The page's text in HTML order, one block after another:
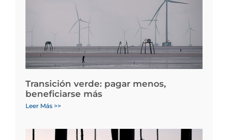
Transición verde: pagar menos,
beneficiarse más
Leer Más >>